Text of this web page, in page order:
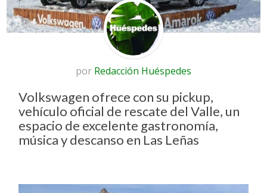
por Redacción Huéspedes
Volkswagen ofrece con su pickup,
vehículo oficial de rescate del Valle, un
espacio de excelente gastronomía,
música y descanso en Las Leñas